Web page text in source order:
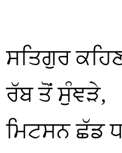
ਸਤਿਗੁਰ
ਰੱਬ ਤੋਂ ਸੁੰਞੜੇ,
ਮਿਟਸਨ ਛੱਡ